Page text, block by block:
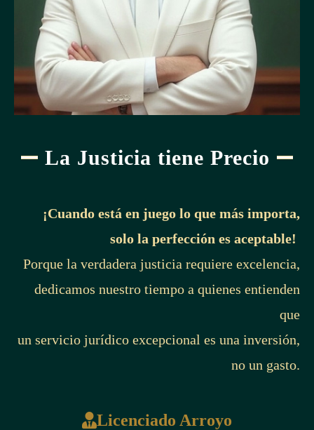
La Justicia tiene Precio
¡Cuando está en juego lo que más importa,
solo la perfección es aceptable!
Porque la verdadera justicia requiere excelencia,
dedicamos nuestro tiempo a quienes entienden
que
un servicio jurídico excepcional es una inversión,
no un gasto.
Licenciado Arroyo